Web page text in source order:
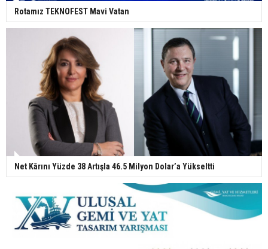
Rotamız TEKNOFEST Mavi Vatan
Net Kârını Yüzde 38 Artışla 46.5 Milyon Dolar’a Yükseltti